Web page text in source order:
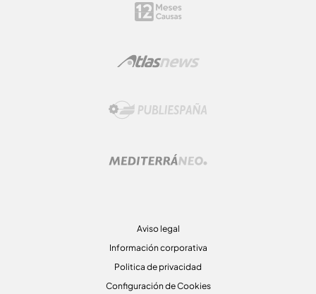
Aviso legal
Información corporativa
Politica de privacidad
Configuración de Cookies